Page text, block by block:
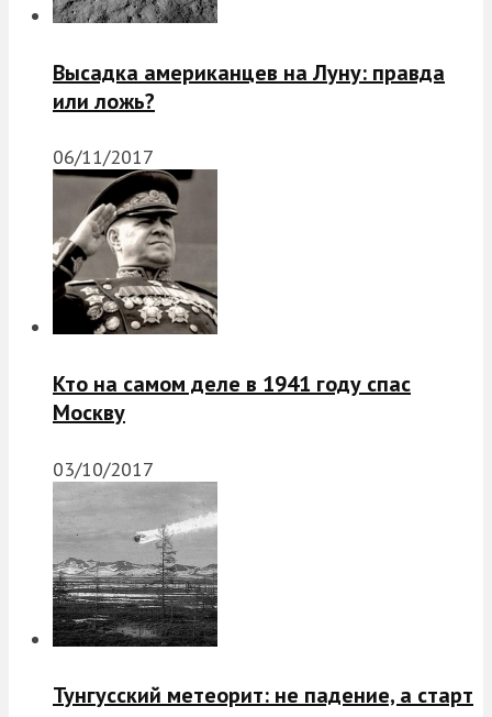
Высадка американцев на Луну: правда
или ложь?
06/11/2017
Кто на самом деле в 1941 году спас
Москву
03/10/2017
Тунгусский метеорит: не падение, а старт